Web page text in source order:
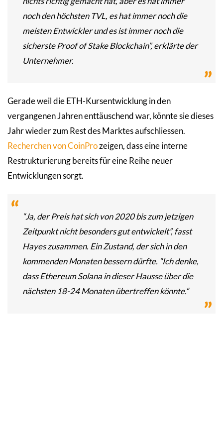
noch den höchsten TVL, es hat immer noch die
meisten Entwickler und es ist immer noch die
sicherste Proof of Stake Blockchain”, erklärte der
Unternehmer.
Gerade weil die ETH-Kursentwicklung in den
vergangenen Jahren enttäuschend war, könnte sie dieses
Jahr wieder zum Rest des Marktes aufschliessen.
Recherchen von CoinProzeigen, dass eine interne
Restrukturierung bereits für eine Reihe neuer
Entwicklungen sorgt.
“Ja, der Preis hat sich von 2020 bis zum jetzigen
Zeitpunkt nicht besonders gut entwickelt”, fasst
Hayes zusammen. Ein Zustand, der sich in den
kommenden Monaten bessern dürfte. “Ich denke,
dass Ethereum Solana in dieser Hausse über die
nächsten 18-24 Monaten übertreffen könnte.“